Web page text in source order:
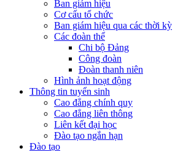
Ban giám hiệu
Cơ cấu tổ chức
Ban giám hiệu qua các thời kỳ
Các đoàn thể
Chi bộ Đảng
Công đoàn
Đoàn thanh niên
Hình ảnh hoạt động
Thông tin tuyển sinh
Cao đẳng chính quy
Cao đẳng liên thông
Liên kết đại học
Đào tạo ngắn hạn
Đào tạo